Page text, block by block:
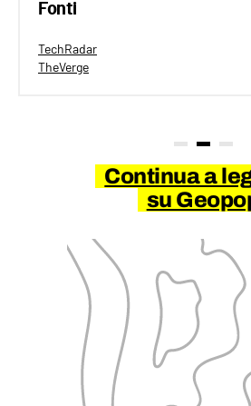
Fonti
TechRadar
TheVerge
Continua a
su